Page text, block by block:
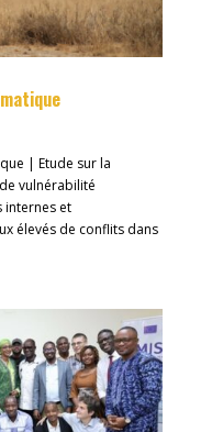
| Etude sur la
vulnérabilité
internes et
élevés de conflits dans